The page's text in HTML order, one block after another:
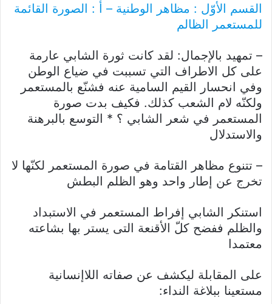
القسم الأوّل : مظاهر الوطنية – أ : الصورة القائمة
للمستعمر الظالم
– تمهيد بالإجمال: لقد كانت ثورة الشابي عارمة
على كل الاطراف التي تسببت في ضياع الوطن
وفي انحسار القيم السامية عنه فشنّع بالمستعمر
ولكنّه لام الشعب كذلك. فكيف بدت صورة
المستعمر في شعر الشابي ؟ * التوسع بالبرهنة
والاستدلال
– تتنوع مظاهر القتامة في صورة المستعمر لكنّها لا
تخرج عن إطار واحد وهو الظلم البطش
استنكر الشابي إفراط المستعمر في الاستبداد
والظلم ففضح كلّ الأقنعة التى يستر بها بشاعته
معتمدا
على المقابلة ليكشف عن صفاته اللاإنسانية
مستعينا ببلاغة النداء: